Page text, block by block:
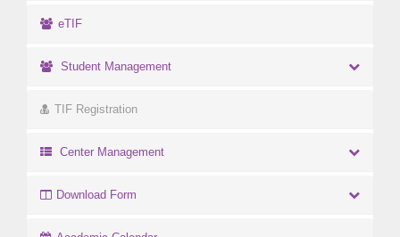
eTIF
Student Management
TIF Registration
Center Management
Download Form